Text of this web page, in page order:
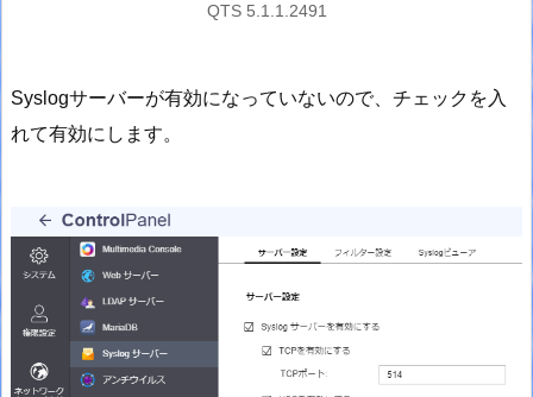
QTS 5.1.1.2491
Syslogサーバーが有効になっていないので、チェックを入
れて有効にします。